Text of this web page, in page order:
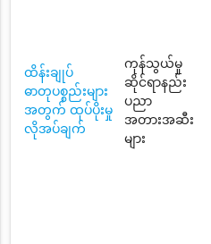
ထိန်းချုပ်
ဓာတုပစ္စည်းများ
အတွက် ထုပ်ပိုးမှု
လိုအပ်ချက်
ကုန်သွယ်မှု
ဆိုင်ရာနည်း
ပညာ
အတားအဆီး
များ